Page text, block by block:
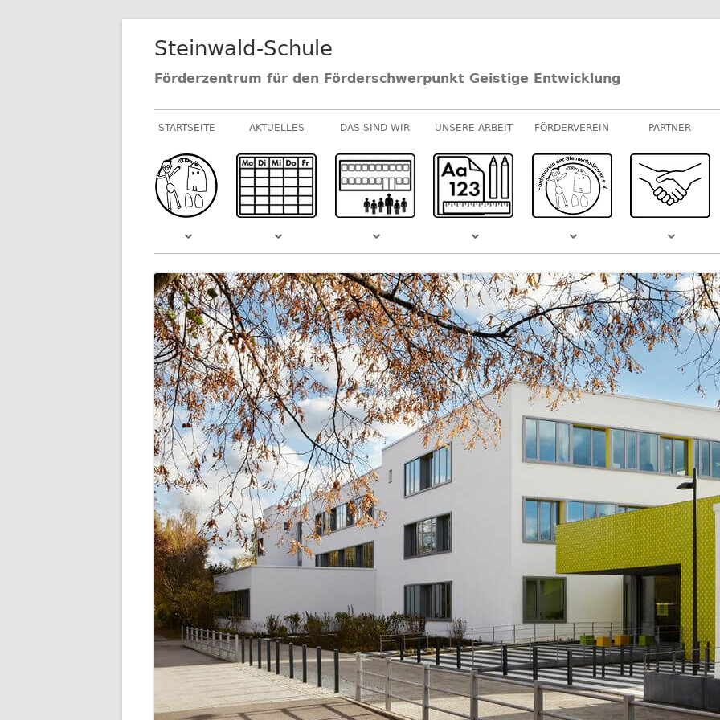
Steinwald-Schule
Förderzentrum für den Förderschwerpunkt Geistige Entwicklung
Primäres
Menü
STARTSEITE AKTUELLES
NEUIGKEITEN AUS DEM
SCHULLEBEN
TERMINE IM SCHULJAHR
DAS SIND WIR
SCHULVIDEO
SCHULLEITUNG
SEKRETARIAT
KOLLEGIUM
UNSERE ARBEIT
M-STUFEN
MUSIK
SPORT
SCHULGARTEN
WEITERE
ARBEITSGEMEINSCHAFTEN
UNTERSTÜTZTE KOMMUNIKATION
FÖRDERVEREIN PARTNER
SPONSOREN